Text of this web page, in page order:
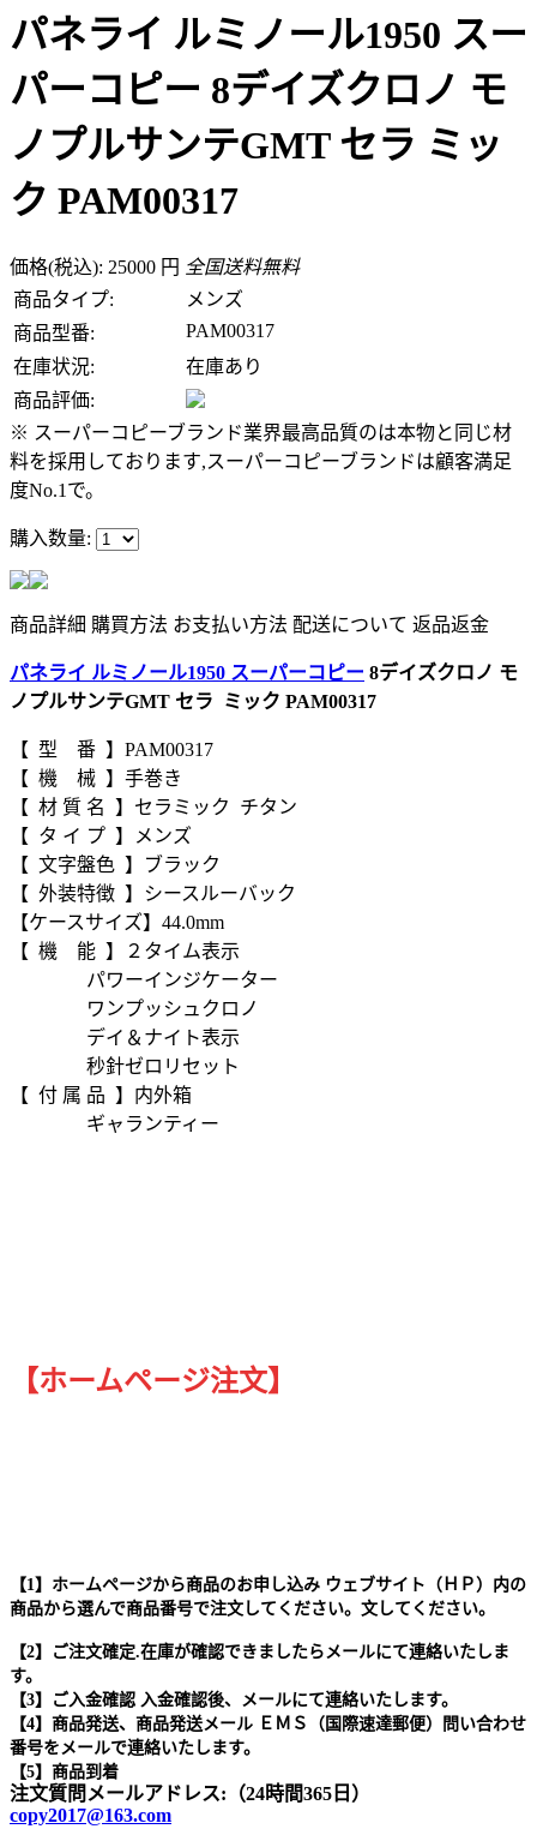
パネライ ルミノール1950 スー
パーコピー 8デイズクロノ モ
ノプルサンテGMT セラ ミッ
ク PAM00317
価格(税込): 25000 円 全国送料無料
商品タイプ:
メンズ
商品型番:
PAM00317
在庫状況:
在庫あり
商品評価:
※ スーパーコピーブランド業界最高品質のは本物と同じ材
料を採用しております,スーパーコピーブランドは顧客満足
度No.1で。
購入数量:
商品詳細 購買方法 お支払い方法 配送について 返品返金
パネライ ルミノール1950 スーパーコピー 8デイズクロノ モ
ノプルサンテGMT セラ ミック PAM00317
【 型 番 】PAM00317
【 機 械 】手巻き
【 材 質 名 】セラミック チタン
【 タ イ プ 】メンズ
【 文字盤色 】ブラック
【 外装特徴 】シースルーバック
【ケースサイズ】44.0mm
【 機 能 】２タイム表示
パワーインジケーター
ワンプッシュクロノ
デイ＆ナイト表示
秒針ゼロリセット
【 付 属 品 】内外箱
ギャランティー
【ホームページ注文】
【1】ホームページから商品のお申し込み ウェブサイト（ＨＰ）内の
商品から選んで商品番号で注文してください。文してください。
【2】ご注文確定.在庫が確認できましたらメールにて連絡いたしま
す。
【3】ご入金確認 入金確認後、メールにて連絡いたします。
【4】商品発送、商品発送メール ＥＭＳ（国際速達郵便）問い合わせ
番号をメールで連絡いたします。
【5】商品到着
注文質問メールアドレス:（24時間365日）
copy2017@163.com